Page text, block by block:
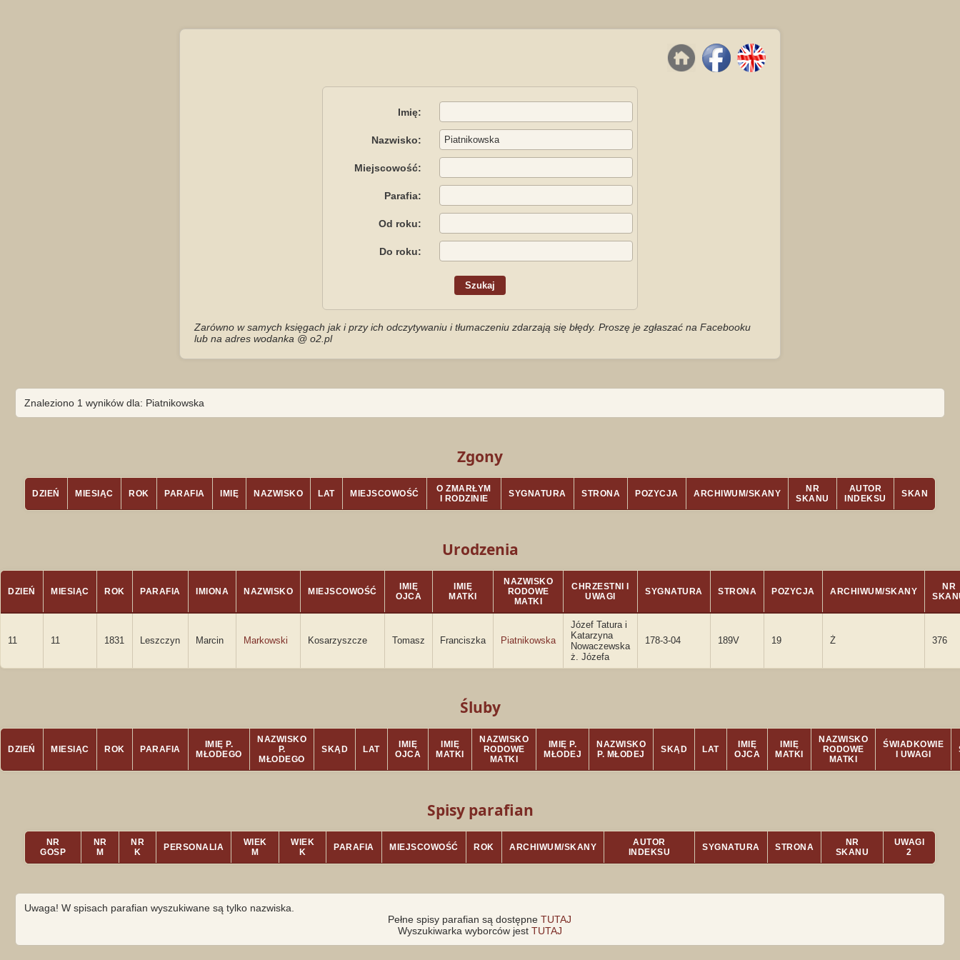
Imię:
Nazwisko:
Miejscowość:
Parafia:
Od roku:
Do roku:
Zarówno w samych księgach jak i przy ich odczytywaniu i tłumaczeniu zdarzają się błędy. Proszę je zgłaszać na Facebooku
lub na adres wodanka @ o2.pl
Znaleziono 1 wyników dla: Piatnikowska
Zgony
DZIEŃ MIESIĄC ROK PARAFIA IMIĘ NAZWISKO LAT MIEJSCOWOŚĆ
O ZMARŁYM
I RODZINIE
SYGNATURA STRONA POZYCJA ARCHIWUM/SKANY
NR
SKANU
AUTOR
INDEKSU
SKAN
Urodzenia
DZIEŃ MIESIĄC ROK PARAFIA IMIONA NAZWISKO MIEJSCOWOŚĆ
IMIĘ
OJCA
IMIĘ
MATKI
NAZWISKO
RODOWE
MATKI
CHRZESTNI I
UWAGI
SYGNATURA STRONA POZYCJA ARCHIWUM/SKANY
NR
11 11 1831 Leszczyn Marcin Markowski Kosarzyszcze Tomasz Franciszka Piatnikowska
Józef Tatura i
Katarzyna
Nowaczewska
ż. Józefa
178-3-04 189V 19 Ż 376
Śluby
DZIEŃ MIESIĄC ROK PARAFIA
IMIĘ P.
MŁODEGO
NAZWISKO
P.
MŁODEGO
SKĄD LAT
IMIĘ
OJCA
IMIĘ
MATKI
NAZWISKO
RODOWE
MATKI
IMIĘ P.
MŁODEJ
NAZWISKO
P. MŁODEJ
SKĄD LAT
IMIĘ
OJCA
IMIĘ
MATKI
NAZWISKO
RODOWE
MATKI
ŚWIADKOWIE
I UWAGI
Spisy parafian
NR
GOSP
NR
M
NR
K
PERSONALIA
WIEK
M
WIEK
K
PARAFIA MIEJSCOWOŚĆ ROK ARCHIWUM/SKANY
AUTOR
INDEKSU
SYGNATURA STRONA
NR
SKANU
UWAGI
2
Uwaga! W spisach parafian wyszukiwane są tylko nazwiska.
Pełne spisy parafian są dostępneTUTAJ
Wyszukiwarka wyborców jest TUTAJ